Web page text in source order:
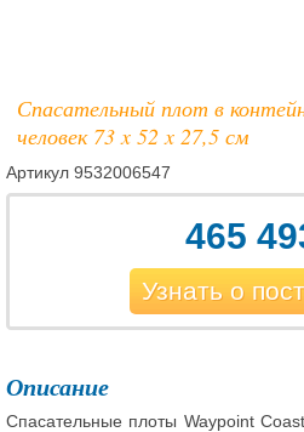
Спасательный плот в
человек 73 x 52 x 27,5 см
Артикул 9532006547
465
Узнать о
Описание
Спасательные плоты Waypoint